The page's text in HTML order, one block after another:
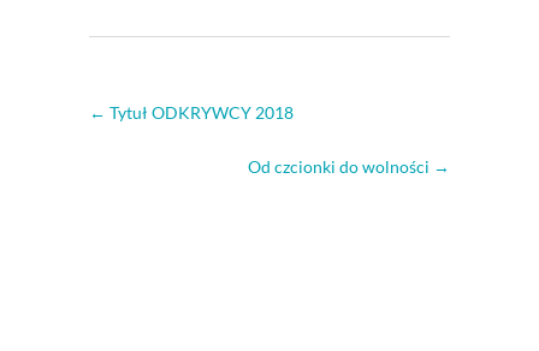
← Tytuł ODKRYWCY 2018
Od czcionki do wolności →